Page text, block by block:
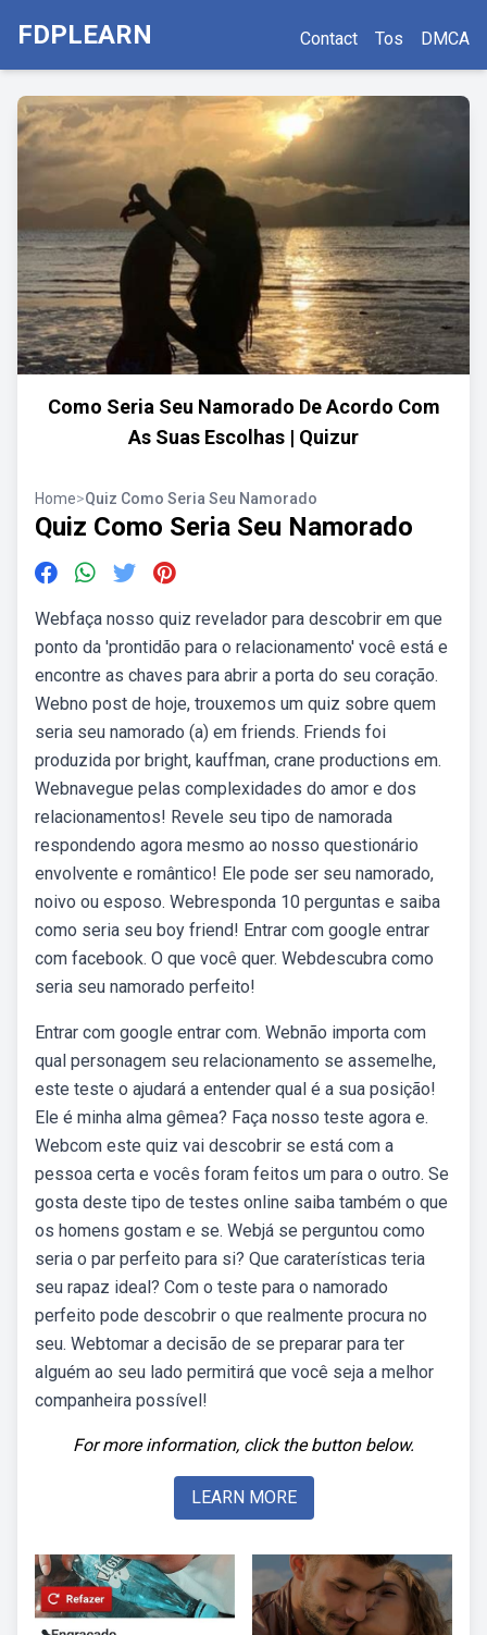
FDPLEARN Contact Tos DMCA
Como Seria Seu Namorado De Acordo Com
As Suas Escolhas | Quizur
Home>Quiz Como Seria Seu Namorado
Quiz Como Seria Seu Namorado
Webfaça nosso quiz revelador para descobrir em que
ponto da 'prontidão para o relacionamento' você está e
encontre as chaves para abrir a porta do seu coração.
Webno post de hoje, trouxemos um quiz sobre quem
seria seu namorado (a) em friends. Friends foi
produzida por bright, kauffman, crane productions em.
Webnavegue pelas complexidades do amor e dos
relacionamentos! Revele seu tipo de namorada
respondendo agora mesmo ao nosso questionário
envolvente e romântico! Ele pode ser seu namorado,
noivo ou esposo. Webresponda 10 perguntas e saiba
como seria seu boy friend! Entrar com google entrar
com facebook. O que você quer. Webdescubra como
seria seu namorado perfeito!
Entrar com google entrar com. Webnão importa com
qual personagem seu relacionamento se assemelhe,
este teste o ajudará a entender qual é a sua posição!
Ele é minha alma gêmea? Faça nosso teste agora e.
Webcom este quiz vai descobrir se está com a
pessoa certa e vocês foram feitos um para o outro. Se
gosta deste tipo de testes online saiba também o que
os homens gostam e se. Webjá se perguntou como
seria o par perfeito para si? Que caraterísticas teria
seu rapaz ideal? Com o teste para o namorado
perfeito pode descobrir o que realmente procura no
seu. Webtomar a decisão de se preparar para ter
alguém ao seu lado permitirá que você seja a melhor
companheira possível!
For more information, click the button below.
LEARN MORE